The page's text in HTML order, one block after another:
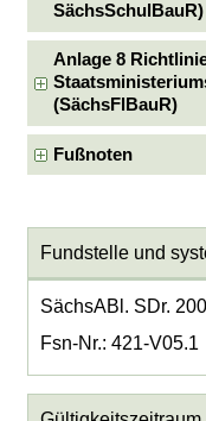
SächsSchulBauR)
Anlage 8
(SächsFlBauR)
Fußnoten
Fundstelle und
SächsABl. SDr.
Fsn-Nr.: 421-V05.1